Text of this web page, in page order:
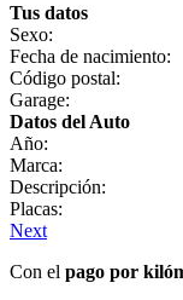
Tus datos
Sexo:
Fecha de nacimiento:
Código postal:
Garage:
Datos del Auto
Año:
Marca:
Descripción:
Placas:
Next
Con el pago por